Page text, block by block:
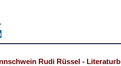
Rudi Rüssel -